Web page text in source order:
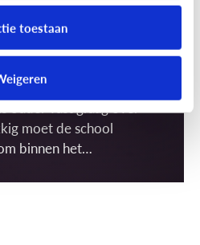
toestaan
of dit wel mag. Want
soms een eigen
de foto precies gebruikt
ouder vast graag over
moet de school
binnen het
wat is dat dan, een